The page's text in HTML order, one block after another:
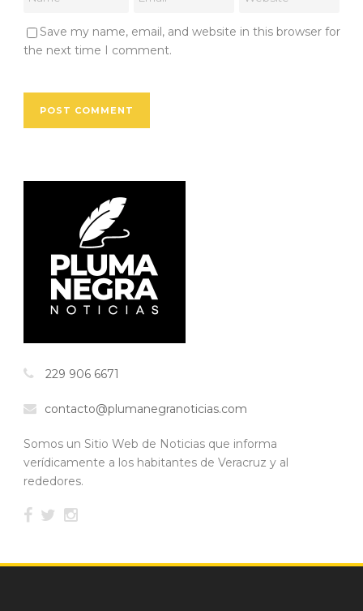
Save my name, email, and website in this browser for
the next time I comment.
229 906 6671
contacto@plumanegranoticias.com
Somos un Sitio Web de Noticias que informa
verídicamente a los habitantes de Veracruz y al
rededores.